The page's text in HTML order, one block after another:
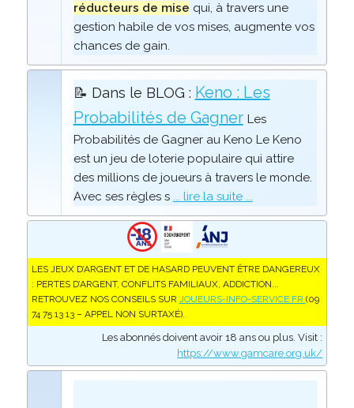
réducteurs de mise qui, à travers une
gestion habile de vos mises, augmente vos
chances de gain.
📝 Dans le BLOG : Keno : Les
Probabilités de Gagner Les
Probabilités de Gagner au Keno Le Keno
est un jeu de loterie populaire qui attire
des millions de joueurs à travers le monde.
Avec ses règles s ... lire la suite ...
LES JEUX D’ARGENT ET DE HASARD PEUVENT ÊTRE DANGEREUX
: PERTES D’ARGENT, CONFLITS FAMILIAUX, ADDICTION...
RETROUVEZ NOS CONSEILS SUR JOUEURS-INFO-SERVICE.FR (09
74 75 13 13 – APPEL NON SURTAXÉ).
Les abonnés doivent avoir 18 ans ou plus. Visit :
https://www.gamcare.org.uk/